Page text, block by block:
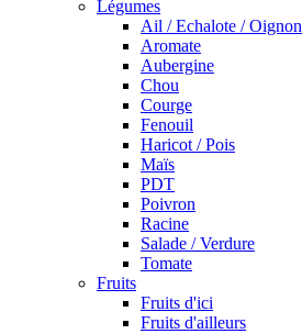
Légumes
Ail / Echalote / Oignon
Aromate
Aubergine
Chou
Courge
Fenouil
Haricot / Pois
Maïs
PDT
Poivron
Racine
Salade / Verdure
Tomate
Fruits
Fruits d'ici
Fruits d'ailleurs